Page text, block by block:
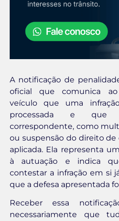
A notificação de
oficial que comunica
veículo que uma
processada e que
correspondente, como
ou suspensão do direito de
aplicada. Ela representa
à autuação e indica
contestar a infração em si
que a defesa apresentada
Receber essa
necessariamente que